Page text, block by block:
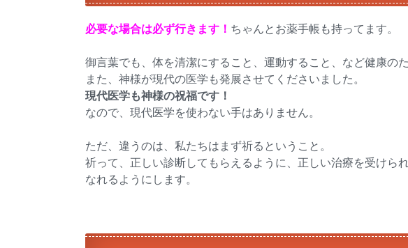
必要な場合は必ず行きます！ ちゃんとお薬手帳も持ってます。
御言葉でも、体を清潔にすること、運動すること、など健康の
また、神様が現代の医学も発展させてくださいました。
現代医学も神様の祝福です！
なので、現代医学を使わない手はありません。
ただ、違うのは、私たちはまず祈るということ。
祈って、正しい診断してもらえるように、正しい治療を受けら
なれるようにします。